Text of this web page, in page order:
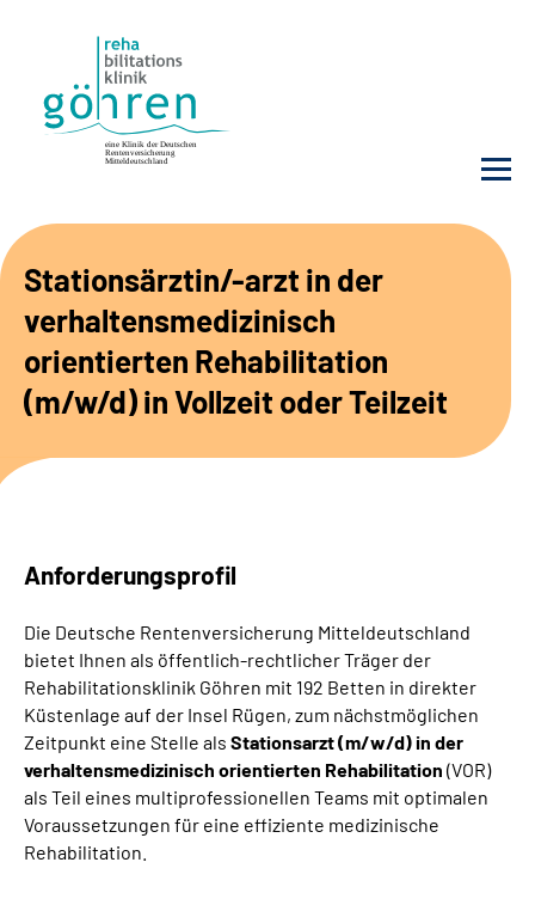
Ihre Reha
Krankheitsbilder
Für Ärzte und Sozialdienste
Erweiterte Suche
Leichte Sprache
Gebärdensprache
Stationsärztin/-arzt in der
verhaltensmedizinisch
orientierten Rehabilitation
(m/w/d) in Vollzeit oder Teilzeit
Anforderungsprofil
Die Deutsche Rentenversicherung Mitteldeutschland
bietet Ihnen als öffentlich-rechtlicher Träger der
Rehabilitationsklinik Göhren mit 192 Betten in direkter
Küstenlage auf der Insel Rügen, zum nächstmöglichen
Zeitpunkt eine Stelle als Stationsarzt (m/w/d) in der
verhaltensmedizinisch orientierten Rehabilitation (VOR)
als Teil eines multiprofessionellen Teams mit optimalen
Voraussetzungen für eine effiziente medizinische
Rehabilitation.